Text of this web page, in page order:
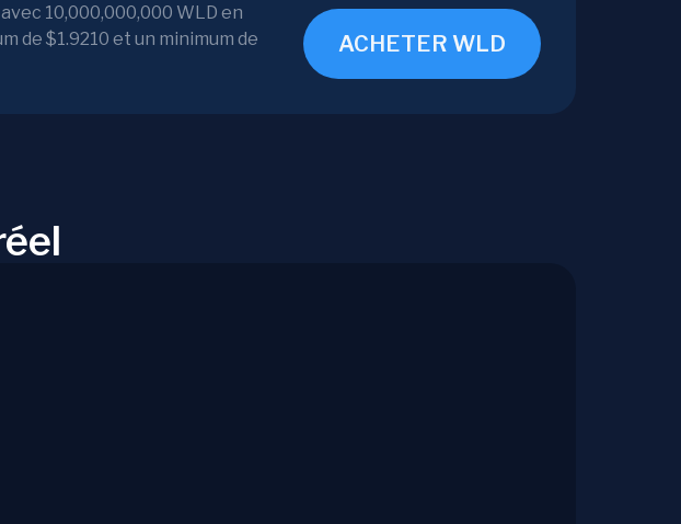
10,000,000,000 WLD en
de $1.9210 et un minimum de
ACHETER WLD